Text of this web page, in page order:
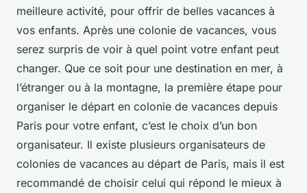
meilleure activité, pour offrir de belles vacances à
vos enfants. Après une colonie de vacances, vous
serez surpris de voir à quel point votre enfant peut
changer. Que ce soit pour une destination en mer, à
l’étranger ou à la montagne, la première étape pour
organiser le départ en colonie de vacances depuis
Paris pour votre enfant, c’est le choix d’un bon
organisateur. Il existe plusieurs organisateurs de
colonies de vacances au départ de Paris, mais il est
recommandé de choisir celui qui répond le mieux à